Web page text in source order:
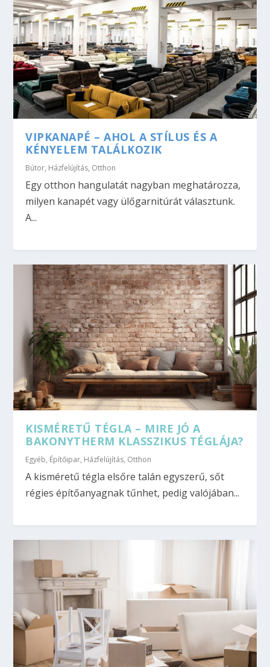
VIPKANAPÉ – AHOL A STÍLUS ÉS A
KÉNYELEM TALÁLKOZIK
Bútor, Házfelújítás, Otthon
Egy otthon hangulatát nagyban meghatározza,
milyen kanapét vagy ülőgarnitúrát választunk.
A...
KISMÉRETŰ TÉGLA – MIRE JÓ A
BAKONYTHERM KLASSZIKUS TÉGLÁJA?
Egyéb, Építőipar, Házfelújítás, Otthon
A kisméretű tégla elsőre talán egyszerű, sőt
régies építőanyagnak tűnhet, pedig valójában...